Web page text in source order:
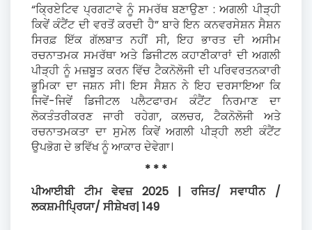
“ਕ੍ਰਿਏਟਿਵ ਪ੍ਰਗਟਾਵੇ ਨੂੰ ਸਮਰੱਥ ਬਣਾਉਣਾ : ਅਗਲੀ ਪੀੜ੍ਹੀ
ਕਿਵੇਂ ਕੰਟੈਂਟ ਦੀ ਵਰਤੋਂ ਕਰਦੀ ਹੈ” ਬਾਰੇ ਇਨ ਕਨਵਰਸੇਸ਼ਨ ਸੈਸ਼ਨ
ਸਿਰਫ਼ ਇੱਕ ਗੱਲਬਾਤ ਨਹੀਂ ਸੀ, ਇਹ ਭਾਰਤ ਦੀ ਅਸੀਮ
ਰਚਨਾਤਮਕ ਸਮਰੱਥਾ ਅਤੇ ਡਿਜੀਟਲ ਕਹਾਣੀਕਾਰਾਂ ਦੀ ਅਗਲੀ
ਪੀੜ੍ਹੀ ਨੂੰ ਮਜ਼ਬੂਤ ਕਰਨ ਵਿੱਚ ਟੈਕਨੋਲੋਜੀ ਦੀ ਪਰਿਵਰਤਨਕਾਰੀ
ਭੂਮਿਕਾ ਦਾ ਜਸ਼ਨ ਸੀ। ਇਸ ਸੈਸ਼ਨ ਨੇ ਇਹ ਦਰਸਾਇਆ ਕਿ
ਜਿਵੇਂ-ਜਿਵੇਂ ਡਿਜੀਟਲ ਪਲੈਟਫਾਰਮ ਕੰਟੈਂਟ ਨਿਰਮਾਣ ਦਾ
ਲੋਕਤੰਤਰੀਕਰਣ ਜਾਰੀ ਰਹੇਗਾ, ਕਲਚਰ, ਟੈਕਨੋਲੋਜੀ ਅਤੇ
ਰਚਨਾਤਮਕਤਾ ਦਾ ਸੁਮੇਲ ਕਿਵੇਂ ਅਗਲੀ ਪੀੜ੍ਹੀ ਲਈ ਕੰਟੈਂਟ
ਉਪਭੋਗ ਦੇ ਭਵਿੱਖ ਨੂੰ ਆਕਾਰ ਦੇਵੇਗਾ।
* * *
ਪੀਆਈਬੀ ਟੀਮ ਵੇਵਜ਼ 2025 | ਰਜਿਤ/ ਸਵਾਧੀਨ /
ਲਕਸ਼ਮੀਪ੍ਰਿਯਾ/ ਸੀਸ਼ੇਖਰ| 149